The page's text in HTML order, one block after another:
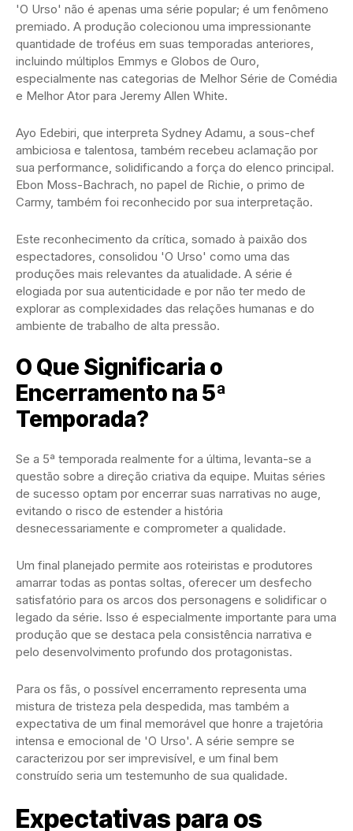
'O Urso' não é apenas uma série popular; é um fenômeno
premiado. A produção colecionou uma impressionante
quantidade de troféus em suas temporadas anteriores,
incluindo múltiplos Emmys e Globos de Ouro,
especialmente nas categorias de Melhor Série de Comédia
e Melhor Ator para Jeremy Allen White.
Ayo Edebiri, que interpreta Sydney Adamu, a sous-chef
ambiciosa e talentosa, também recebeu aclamação por
sua performance, solidificando a força do elenco principal.
Ebon Moss-Bachrach, no papel de Richie, o primo de
Carmy, também foi reconhecido por sua interpretação.
Este reconhecimento da crítica, somado à paixão dos
espectadores, consolidou 'O Urso' como uma das
produções mais relevantes da atualidade. A série é
elogiada por sua autenticidade e por não ter medo de
explorar as complexidades das relações humanas e do
ambiente de trabalho de alta pressão.
O Que Significaria o
Encerramento na 5ª
Temporada?
Se a 5ª temporada realmente for a última, levanta-se a
questão sobre a direção criativa da equipe. Muitas séries
de sucesso optam por encerrar suas narrativas no auge,
evitando o risco de estender a história
desnecessariamente e comprometer a qualidade.
Um final planejado permite aos roteiristas e produtores
amarrar todas as pontas soltas, oferecer um desfecho
satisfatório para os arcos dos personagens e solidificar o
legado da série. Isso é especialmente importante para uma
produção que se destaca pela consistência narrativa e
pelo desenvolvimento profundo dos protagonistas.
Para os fãs, o possível encerramento representa uma
mistura de tristeza pela despedida, mas também a
expectativa de um final memorável que honre a trajetória
intensa e emocional de 'O Urso'. A série sempre se
caracterizou por ser imprevisível, e um final bem
construído seria um testemunho de sua qualidade.
Expectativas para os